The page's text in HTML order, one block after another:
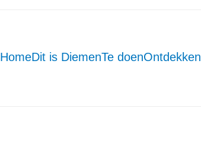
HomeDit is DiemenTe doenOntdekken